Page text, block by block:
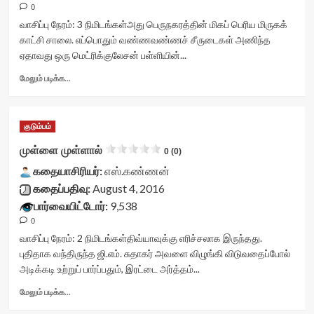
data-
rater-
postid='25572'
data-
</div>
<span
class='yasr-
stars-
title-
(0)
</span>
</div>
title
yasr-
rater-
stars'
fc116aa9e7cc7'
data-
rating='0'
data-
rater-
starsize='16'
rater-
postid='25496'
data-
rater-
0
வாசிப்பு நேரம்: 3 நிமிடங்கள்அது பெருநகரத்தின் மிகப் பெரிய மிருகக்
காட்சி சாலை. எப்பொதும் வண்ணவண்ணச் சீருடைகள் அணிந்த
ஏதாவது ஒரு மெட்ரிக்குலேசன் பள்ளியின்...
மேலும் படிக்க...
சாலை<div
class="yasr-
vv-
stars-
title-
container">
class='yasr-
stars-
title
yasr-
குடும்பம்
முள்ளை முள்ளால் 0 (0)
கதையாசிரியர்:எஸ்.கண்ணன்
கதைப்பதிவு:August 4, 2016
பார்வையிட்டோர்:9,538
0
வாசிப்பு நேரம்: 2 நிமிடங்கள்திவ்யாவுக்கு எரிச்சலாக இருந்தது.
புதிதாக வந்திருந்த ஜி.எம். சுதாகர் அவளை விழுங்கி விடுவதைப்போல்
அடிக்கடி உற்றுப் பார்ப்பதும், இரட்டை அர்த்தம்...
மேலும் படிக்க...